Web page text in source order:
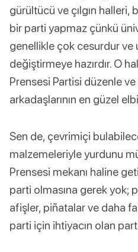
gürültücü ve çılgın halleri,
bir parti yapmaz çünkü
genellikle çok cesurdur ve
değiştirmeye hazırdır. O
Prensesi Partisi düzenle
arkadaşlarının en güzel
Sen de, çevrimiçi
malzemeleriyle yurdunu
Prensesi mekanı haline
parti olmasına gerek yok;
afişler, piñatalar ve daha
parti için ihtiyacın olan